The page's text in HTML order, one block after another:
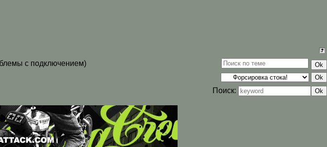
с подключением)
Поиск: